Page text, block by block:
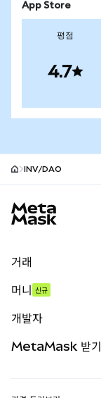
App Store
평점
4.7
INV/DAO
거래
무기한 선물
실물자산
머니 신규
개발자
MetaMask 받기